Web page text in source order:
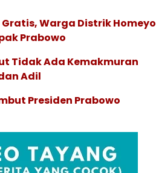
Warga Distrik Homeyo
Prabowo
Tidak Ada Kemakmuran
Adil
Presiden Prabowo